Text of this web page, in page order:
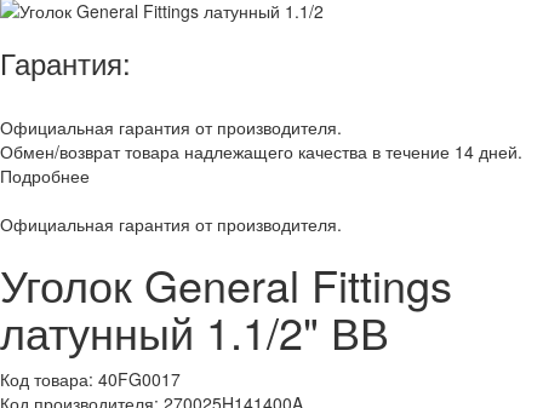
Гарантия:
Официальная гарантия от производителя.
Обмен/возврат товара надлежащего качества в течение 14 дней.
Подробнее
Официальная гарантия от производителя.
Уголок General Fittings
латунный 1.1/2" ВВ
Код товара: 40FG0017